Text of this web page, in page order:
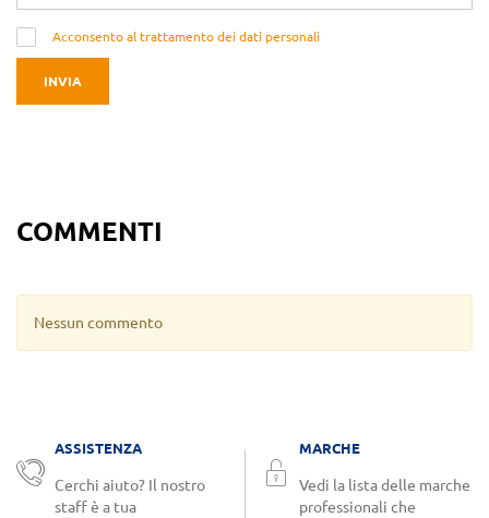
Acconsento al trattamento dei dati personali
INVIA
COMMENTI
Nessun commento
ASSISTENZA
Cerchi aiuto? Il nostro
staff è a tua
MARCHE
Vedi la lista delle marche
professionali che